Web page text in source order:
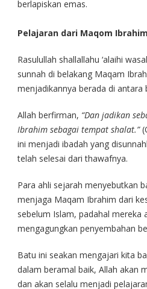
berlapiskan emas.
Pelajaran dari Maqom Ibrahim
Rasulullah shallallahu ‘alaihi
sunnah di belakang Maqam
menjadikannya berada di antara
Allah berfirman, “Dan jadikan
Ibrahim sebagai tempat shalat.”
ini menjadi ibadah yang
telah selesai dari thawafnya.
Para ahli sejarah menyebutkan
menjaga Maqam Ibrahim dari
sebelum Islam, padahal mereka
mengagungkan penyembahan
Batu ini seakan mengajari kita
dalam beramal baik, Allah akan
dan akan selalu menjadi